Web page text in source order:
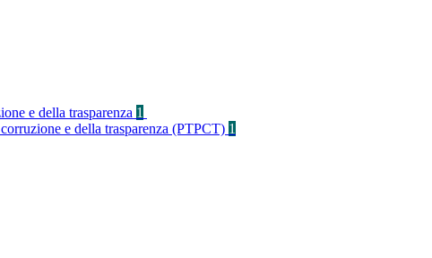
e della trasparenza 1
e della trasparenza (PTPCT) 1